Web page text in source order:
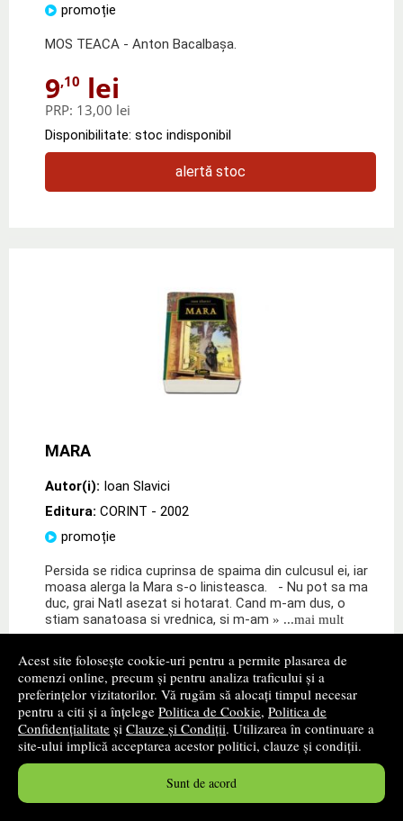
Acest site folosește cookie-uri pentru a permite plasarea de
comenzi online, precum și pentru analiza traficului și a
preferințelor vizitatorilor. Vă rugăm să alocați timpul necesar
pentru a citi și a înțelege Politica de Cookie, Politica de
Confidențialitate și Clauze și Condiții. Utilizarea în continuare a
site-ului implică acceptarea acestor politici, clauze și condiții.
Sunt de acord
promoție
MOS TEACA - Anton Bacalbaşa.
9,10 lei
PRP: 13,00 lei
Disponibilitate: stoc indisponibil
alertă stoc
MARA
Autor(i): Ioan Slavici
Editura: CORINT - 2002
promoție
Persida se ridica cuprinsa de spaima din culcusul ei, iar
moasa alerga la Mara s-o linisteasca. - Nu pot sa ma
duc, grai Natl asezat si hotarat. Cand m-am dus, o
stiam sanatoasa si vrednica, si m-am » ...mai mult
11 ,83lei
PRP:16,90 lei
Disponibilitate: stoc indisponibil
alertă stoc